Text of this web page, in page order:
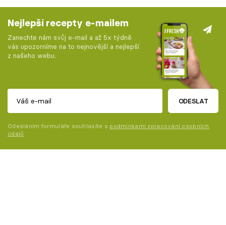
Nejlepší recepty e-mailem
Zanechte nám svůj e-mail a až 5x týdně
vás upozorníme na to nejnovější a nejlepší
z našeho webu.
ODESLAT
Odesláním formuláře souhlasíte s podmínkami zpracování osobních
údajů